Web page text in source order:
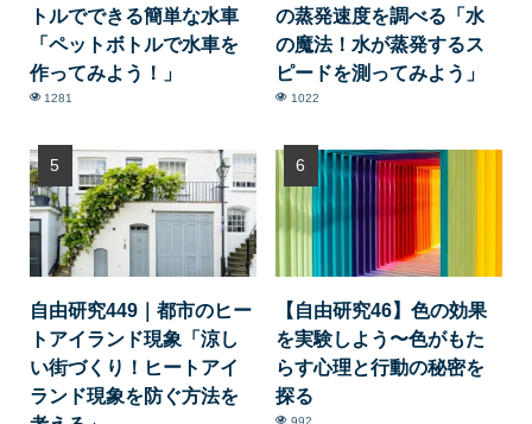
トルでできる簡単な水車
「ペットボトルで水車を
作ってみよう！」
1281
の蒸発速度を調べる「水
の魔法！水が蒸発するス
ピードを測ってみよう」
1022
自由研究449｜都市のヒー
トアイランド現象「涼し
い街づくり！ヒートアイ
ランド現象を防ぐ方法を
【自由研究46】色の効果
を実験しよう〜色がもた
らす心理と行動の秘密を
探る
992